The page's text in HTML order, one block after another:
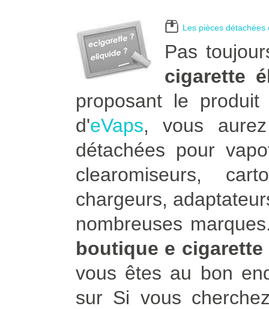
Les pièces détachées
Pas
cigarette
proposant le
d'eVaps, vous
détachées pour
clearomiseurs,
chargeurs,
nombreuses
boutique e
vous êtes au bon
sur Si vous